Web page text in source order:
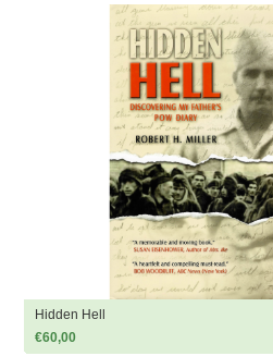
Hidden Hell
€60,00